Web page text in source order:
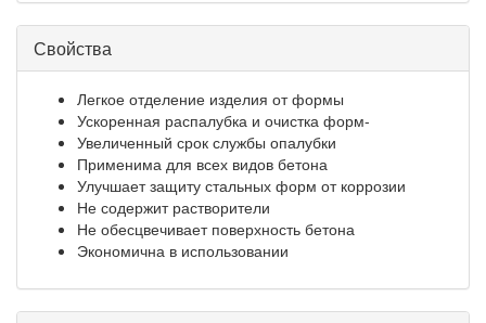
Свойства
Легкое отделение изделия от формы
Ускоренная распалубка и очистка форм-
Увеличенный срок службы опалубки
Применима для всех видов бетона
Улучшает защиту стальных форм от коррозии
Не содержит растворители
Не обесцвечивает поверхность бетона
Экономична в использовании